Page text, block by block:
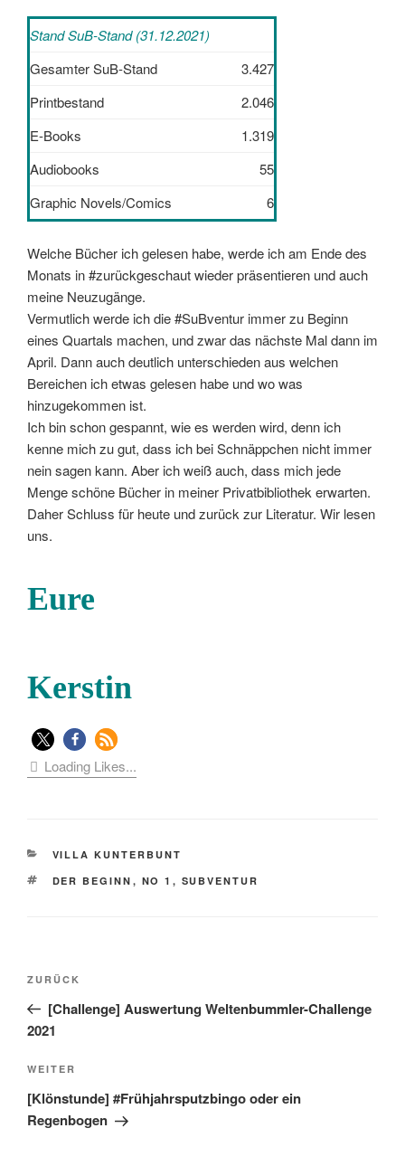
Stand SuB-Stand (31.12.2021)
Gesamter SuB-Stand
3.427
Printbestand
2.046
E-Books
1.319
Audiobooks
55
Graphic Novels/Comics
6
Welche Bücher ich gelesen habe, werde ich am Ende des
Monats in #zurückgeschaut wieder präsentieren und auch
meine Neuzugänge.
Vermutlich werde ich die #SuBventur immer zu Beginn
eines Quartals machen, und zwar das nächste Mal dann im
April. Dann auch deutlich unterschieden aus welchen
Bereichen ich etwas gelesen habe und wo was
hinzugekommen ist.
Ich bin schon gespannt, wie es werden wird, denn ich
kenne mich zu gut, dass ich bei Schnäppchen nicht immer
nein sagen kann. Aber ich weiß auch, dass mich jede
Menge schöne Bücher in meiner Privatbibliothek erwarten.
Daher Schluss für heute und zurück zur Literatur. Wir lesen
uns.
Eure
Kerstin
Loading Likes...
KATEGORIEN
VILLA KUNTERBUNT
SCHLAGWÖRTER
DER BEGINN , NO 1 , SUBVENTUR
Beitragsnavigation
Vorheriger
Beitrag
ZURÜCK
[Challenge] Auswertung Weltenbummler-Challenge
2021
Nächster
Beitrag
WEITER
[Klönstunde] #Frühjahrsputzbingo oder ein
Regenbogen